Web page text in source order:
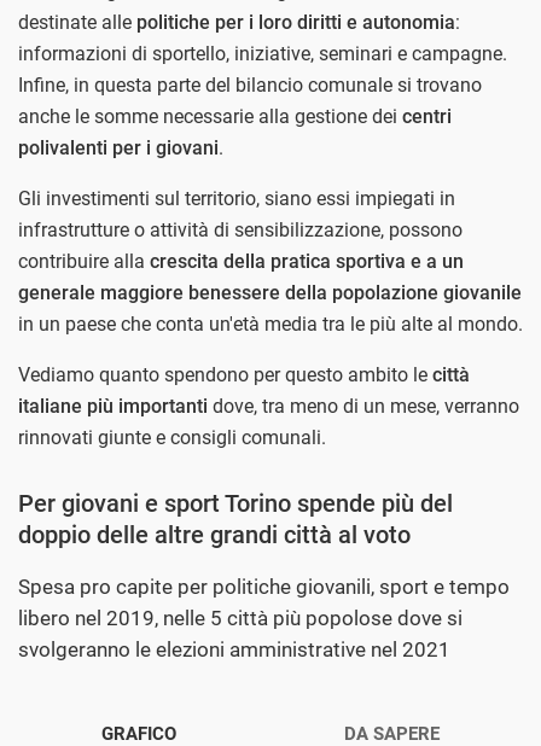
destinate alle politiche per i loro diritti e autonomia:
informazioni di sportello, iniziative, seminari e campagne.
Infine, in questa parte del bilancio comunale si trovano
anche le somme necessarie alla gestione dei centri
polivalenti per i giovani.
Gli investimenti sul territorio, siano essi impiegati in
infrastrutture o attività di sensibilizzazione, possono
contribuire alla crescita della pratica sportiva e a un
generale maggiore benessere della popolazione giovanile
in un paese che conta un'età media tra le più alte al mondo.
Vediamo quanto spendono per questo ambito le città
italiane più importanti dove, tra meno di un mese, verranno
rinnovati giunte e consigli comunali.
Per giovani e sport Torino spende più del
doppio delle altre grandi città al voto
Spesa pro capite per politiche giovanili, sport e tempo
libero nel 2019, nelle 5 città più popolose dove si
svolgeranno le elezioni amministrative nel 2021
GRAFICO DA SAPERE